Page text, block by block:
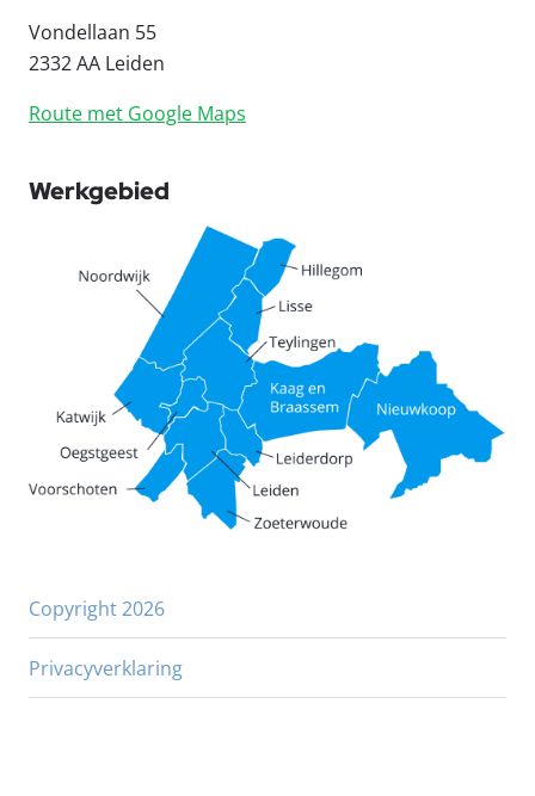
Vondellaan 55
2332 AA Leiden
Route met Google Maps
Werkgebied
Copyright 2026
Privacyverklaring